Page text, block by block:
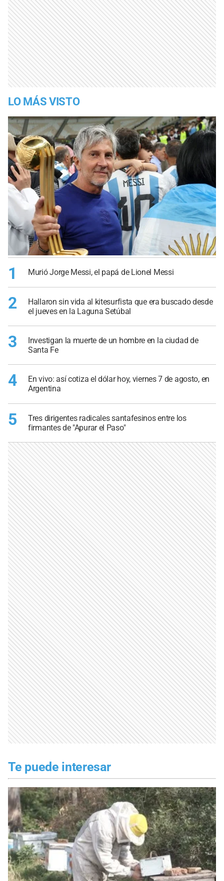
LO MÁS VISTO
1 Murió Jorge Messi, el papá de Lionel Messi
2
Hallaron sin vida al kitesurfista que era buscado desde
el jueves en la Laguna Setúbal
3
Investigan la muerte de un hombre en la ciudad de
Santa Fe
4
En vivo: así cotiza el dólar hoy, viernes 7 de agosto, en
Argentina
5
Tres dirigentes radicales santafesinos entre los
firmantes de "Apurar el Paso"
Te puede interesar